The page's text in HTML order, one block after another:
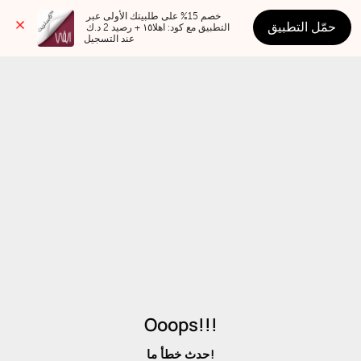
عند التسجيل
حمّل التطبيق
Ooops!!!
حدث خطأ ما!